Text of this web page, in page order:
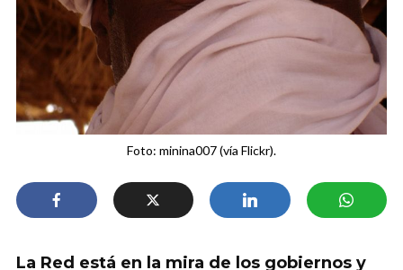
Foto: minina007 (vía Flickr).
La Red está en la mira de los gobiernos y